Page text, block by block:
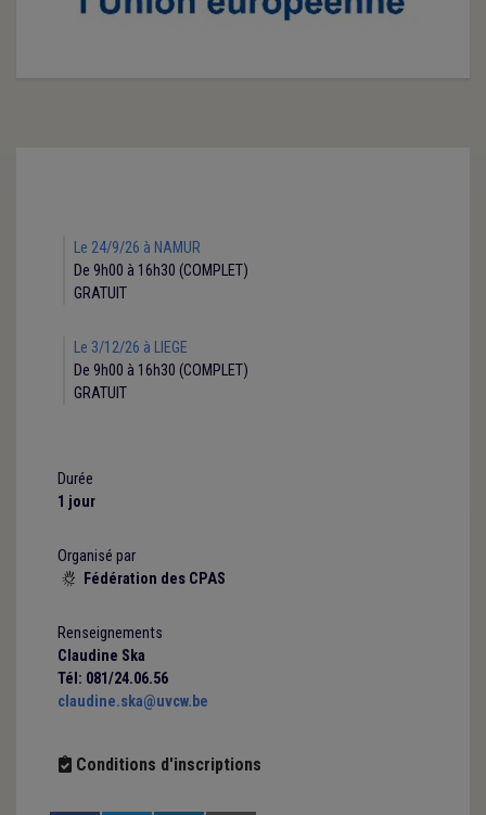
Le 24/9/26 à NAMUR
De 9h00 à 16h30 (COMPLET)
GRATUIT
Le 3/12/26 à LIEGE
De 9h00 à 16h30 (COMPLET)
GRATUIT
Durée
1 jour
Organisé par
 Fédération des CPAS
Renseignements
Claudine Ska
Tél: 081/24.06.56
claudine.ska@uvcw.be
Conditions d'inscriptions